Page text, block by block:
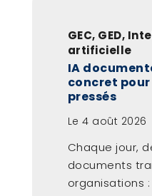
GEC, GED,
artificielle
IA
concret
pressés
Le4 août 2026
Chaque jour,
documents
organisations